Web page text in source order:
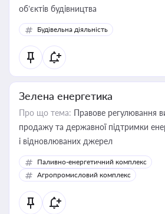
об’єктів будівництва
Будівельна діяльність
Зелена енергетика
Про що тема: Правове регулювання
продажу та державної підтримки
і відновлюваних джерел
Паливно-енергетичний комплекс
Агропромисловий комплекс